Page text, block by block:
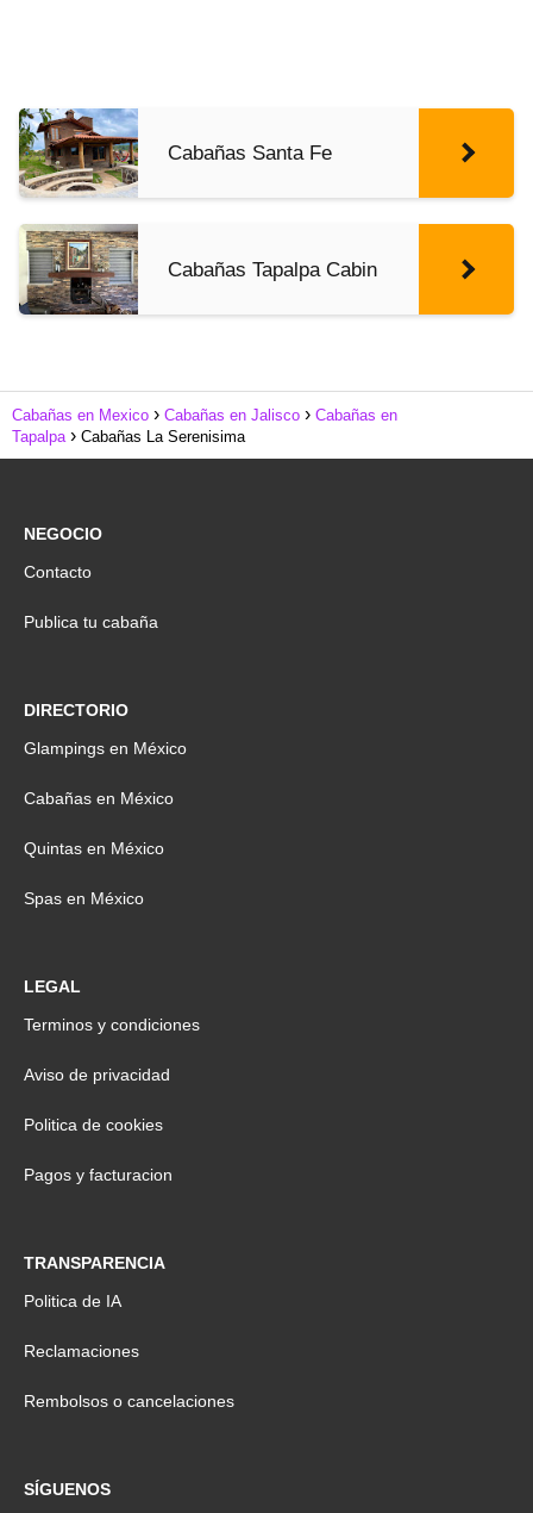
Cabañas Santa Fe
Cabañas Tapalpa Cabin
Cabañas en Mexico Cabañas en Jalisco
Cabañas en
Tapalpa
Cabañas La Serenisima
NEGOCIO
Contacto
Publica tu cabaña
DIRECTORIO
Glampings en México
Cabañas en México
Quintas en México
Spas en México
LEGAL
Terminos y condiciones
Aviso de privacidad
Politica de cookies
Pagos y facturacion
TRANSPARENCIA
Politica de IA
Reclamaciones
Rembolsos o cancelaciones
SÍGUENOS